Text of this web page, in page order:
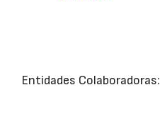
Entidades Colaboradoras: